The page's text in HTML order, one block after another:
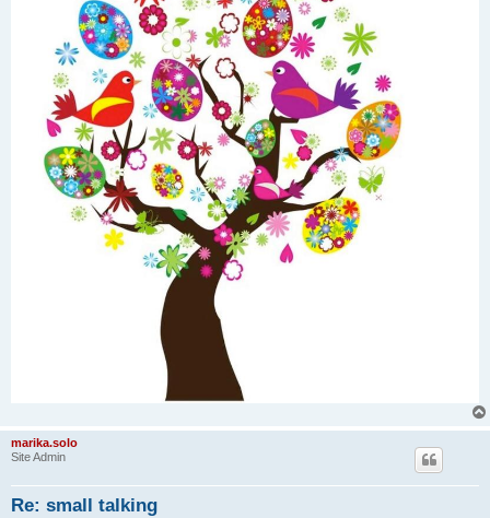
marika.solo
Site Admin
Re: small talking